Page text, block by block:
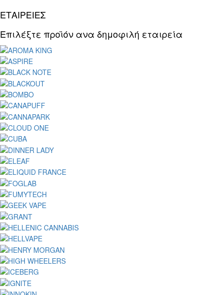
ΕΤΑΙΡΕΙΕΣ
Επιλέξτε προϊόν ανα δημοφιλή εταιρεία